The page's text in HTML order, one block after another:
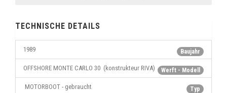
TECHNISCHE DETAILS
Baujahr
1989
Werft - Modell
OFFSHORE MONTE CARLO 30 (konstrukteur RIVA)
Typ
MOTORBOOT - gebraucht